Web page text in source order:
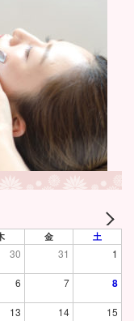
金 土
30 31 1
6 7 8
13 14 15